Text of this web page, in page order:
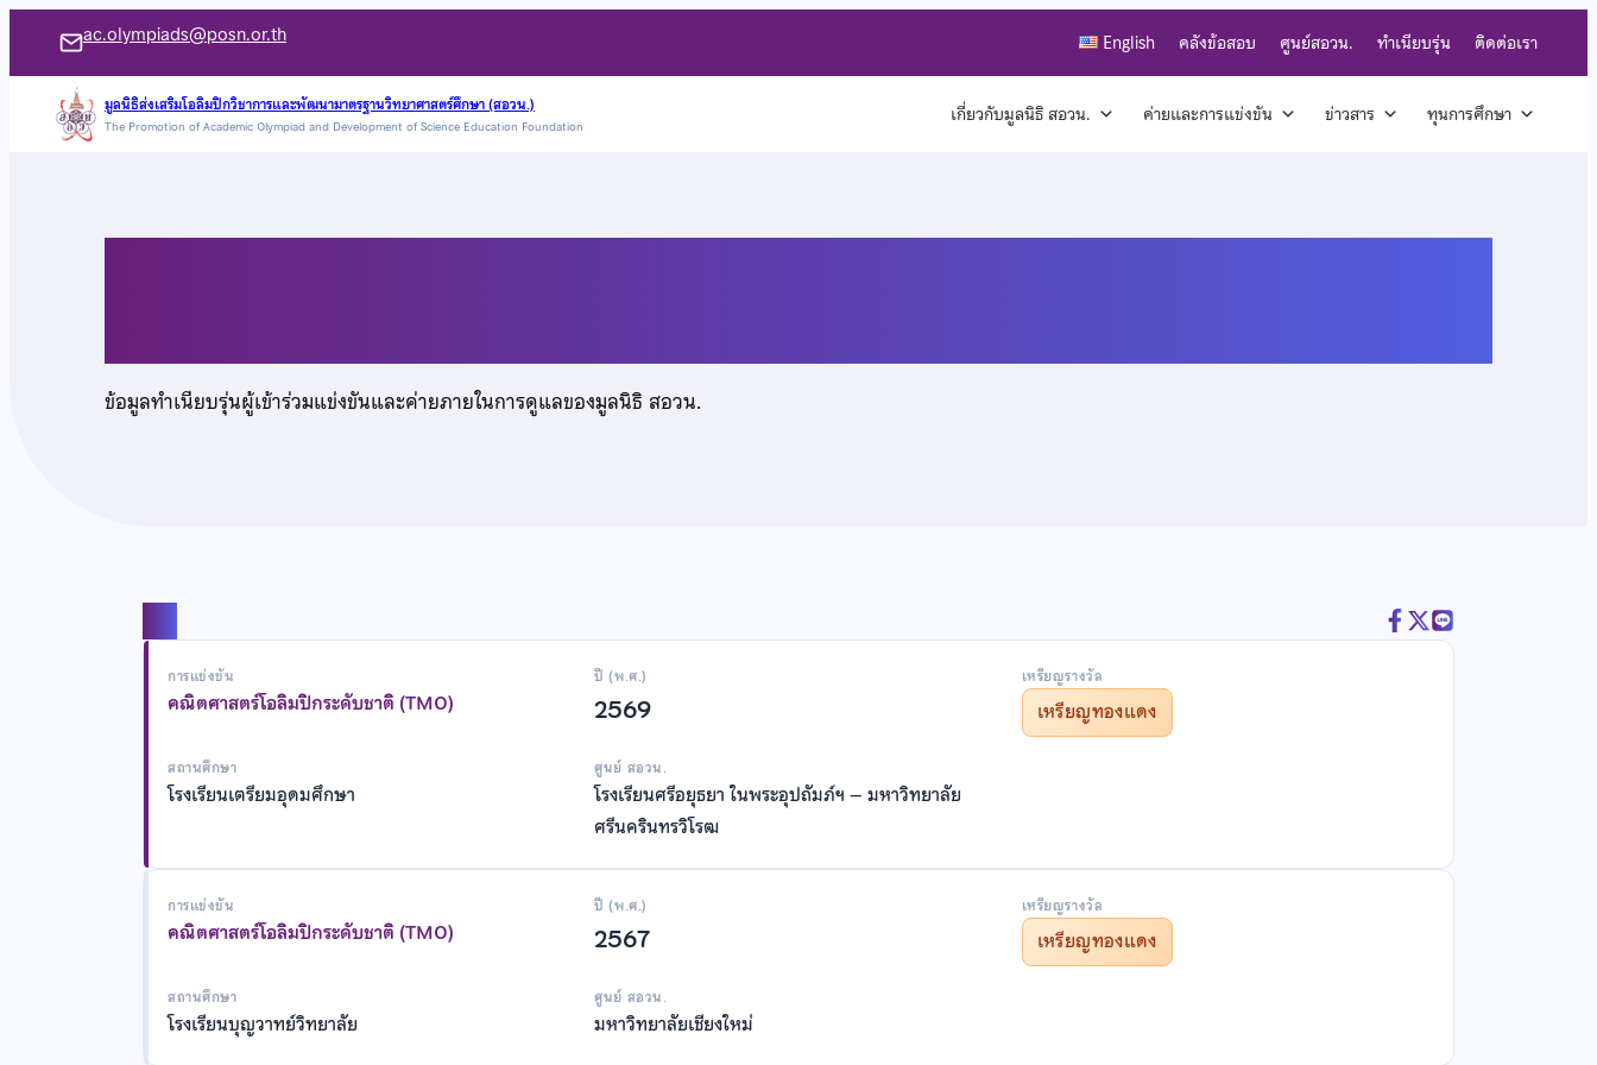
เนื้อหา
ac.olympiads@posn.or.th English คลังข้อสอบ ศูนย์สอวน. ทำเนียบรุ่น ติดต่อเรา
มูลนิธิส่งเสริมโอลิมปิกวิชาการและพัฒนามาตรฐานวิทยาศาสตร์ศึกษา (สอวน.)
The Promotion of Academic Olympiad and Development of Science Education Foundation เกี่ยวกับมูลนิธิ สอวน. ค่ายและการแข่งขัน ข่าวสาร ทุนการศึกษา
ข้อมูลทำเนียบรุ่นผู้เข้าร่วมแข่งขันและค่ายภายในการดูแลของมูลนิธิ สอวน.
การแข่งขัน
คณิตศาสตร์โอลิมปิกระดับชาติ (TMO)
ปี (พ.ศ.)
2569
เหรียญรางวัล
เหรียญทองแดง
สถานศึกษา
โรงเรียนเตรียมอุดมศึกษา
ศูนย์ สอวน.
โรงเรียนศรีอยุธยา ในพระอุปถัมภ์ฯ – มหาวิทยาลัย
ศรีนครินทรวิโรฒ
การแข่งขัน
คณิตศาสตร์โอลิมปิกระดับชาติ (TMO)
ปี (พ.ศ.)
2567
เหรียญรางวัล
เหรียญทองแดง
สถานศึกษา
โรงเรียนบุญวาทย์วิทยาลัย
ศูนย์ สอวน.
มหาวิทยาลัยเชียงใหม่